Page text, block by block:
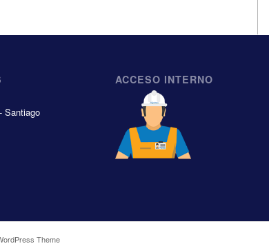
Santiago
ACCESO INTERNO
Theme